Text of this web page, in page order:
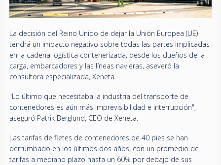
La decisión del Reino Unido de dejar la Unión Europea (UE)
tendrá un impacto negativo sobre todas las partes implicadas
en la cadena logística contenerizada, desde los dueños de la
carga, embarcadores y las líneas navieras, aseveró la
consultora especializada, Xeneta.
"Lo último que necesitaba la industria del transporte de
contenedores es aún más imprevisibilidad e interrupción",
aseguró Patrik Berglund, CEO de Xeneta.
Las tarifas de fletes de contenedores de 40 pies se han
derrumbado en los últimos dos años, con un promedio de
tarifas a mediano plazo hasta un 60% por debajo de sus